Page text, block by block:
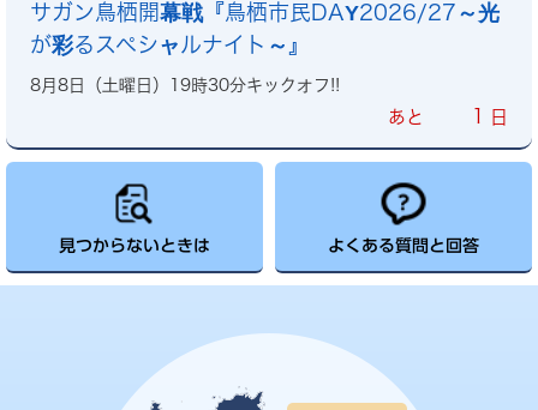
サガン鳥栖開幕戦『鳥栖市民DAY2026/27～光
が彩るスペシャルナイト～』
8月8日（土曜日）19時30分キックオフ!!
あと 1 日
見つからないときは よくある質問と回答